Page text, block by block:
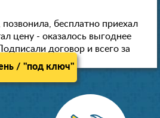
бесплатно приехал
цену - оказалось выгоднее
договор и всего за
потолки!
/ "под ключ"